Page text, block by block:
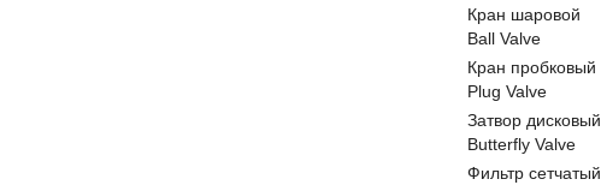
Кран шаровой
Ball Valve
Кран пробковый
Plug Valve
Затвор дисковый
Butterfly Valve
Фильтр сетчатый